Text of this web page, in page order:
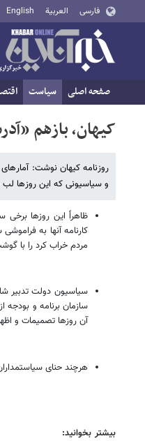
فارسی العربية English
صفحه اصلی سیاست
کیهان، بازهم
و سیاسیونی که این روزها لب
ظاهراً این روزها برخی
کارنامه آنها به
مردم خراب کرد را با
سیاسیون دولت تدبیر
آن روزها تصمیمات و
هرچند حنای
بیشتر بخوانید: